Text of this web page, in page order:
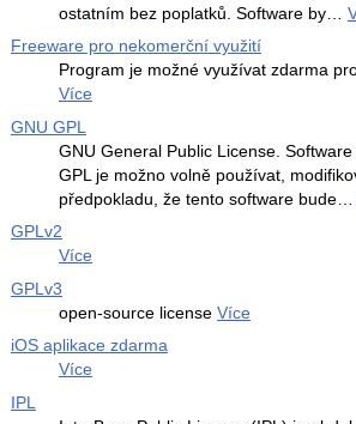
ostatním bez poplatků. Software by…
Freeware pro nekomerční využití
Program je možné využívat zdarma
Více
GNU GPL
GNU General Public License.
GPL je možno volně používat,
předpokladu, že tento software bude…
GPLv2
Více
GPLv3
open-source license Více
iOS aplikace zdarma
Více
IPL